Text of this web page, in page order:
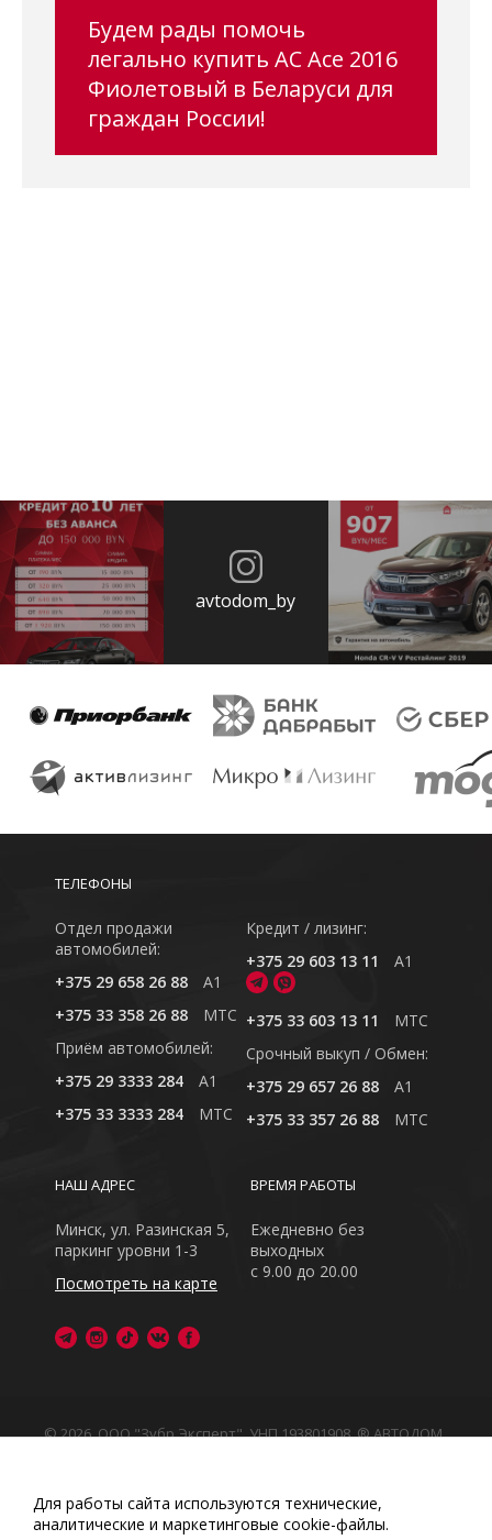
Будем рады помочь
легально купить AC Ace 2016
Фиолетовый в Беларуси для
граждан России!
avtodom_by
ТЕЛЕФОНЫ
Отдел продажи
автомобилей:
+375 29 658 26 88
A1
+375 33 358 26 88
MTC
Приём автомобилей:
+375 29 3333 284
A1
+375 33 3333 284
MTC
Кредит / лизинг:
+375 29 603 13 11
A1
+375 33 603 13 11
MTC
Cрочный выкуп / Обмен:
+375 29 657 26 88
A1
+375 33 357 26 88
MTC
ВРЕМЯ РАБОТЫ
Ежедневно без
выходных
с 9.00 до 20.00
НАШ АДРЕС
Минск, ул. Разинская 5,
паркинг уровни 1-3
Посмотреть на карте
© 2026, ООО "Зубр Эксперт", УНП 193801908. ® АВТОДОМ
Обращаем Ваше внимание на то, что данный интернет-
сайт носит исключительно информационный характер
Любое использование либо копирование материалов
Для работы сайта используются технические,
аналитические и маркетинговые сооkіе-файлы.